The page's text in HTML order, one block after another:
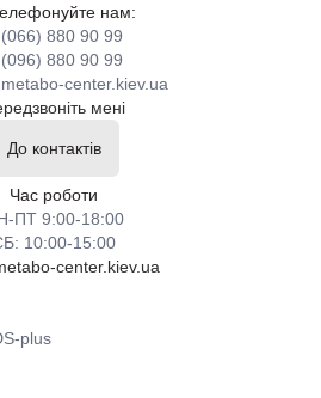
нам:
(066) 880 90 99
(096) 880 90 99
center.kiev.ua
мені
До контактів
Час роботи
ПТ 9:00-18:00
10:00-15:00
center.kiev.ua
plus